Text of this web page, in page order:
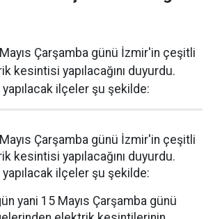
Çarşamba günü İzmir'in çeşitli
kesintisi yapılacağını duyurdu.
ilçeler şu şekilde:
Çarşamba günü İzmir'in çeşitli
kesintisi yapılacağını duyurdu.
ilçeler şu şekilde:
yani 15 Mayıs Çarşamba günü